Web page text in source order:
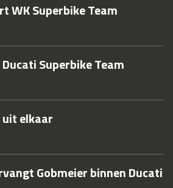
WK Superbike Team
Superbike Team
elkaar
Gobmeier binnen Ducati